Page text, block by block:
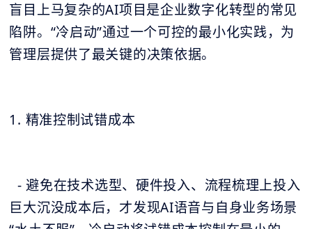
盲目上马复杂的AI项目是企业数字化转型的常见
陷阱。“冷启动”通过一个可控的最小化实践，为
管理层提供了最关键的决策依据。
1. 精准控制试错成本
- 避免在技术选型、硬件投入、流程梳理上投入
巨大沉没成本后，才发现AI语音与自身业务场景